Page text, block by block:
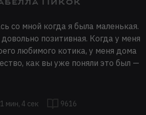
со мной когда я была маленькая.
позитивная. Когда у меня
любимого котика, у меня дома
как вы уже поняли это был —
1 мин, 4 сек 9616